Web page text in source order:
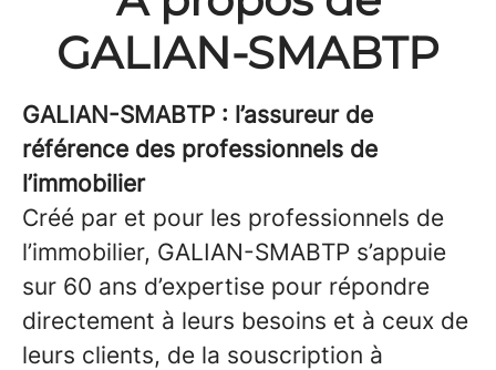
GALIAN-SMABTP
GALIAN-SMABTP : l’assureur de
référence des professionnels de
l’immobilier
Créé par et pour les professionnels de
l’immobilier, GALIAN-SMABTP s’appuie
sur 60 ans d’expertise pour répondre
directement à leurs besoins et à ceux de
leurs clients, de la souscription à